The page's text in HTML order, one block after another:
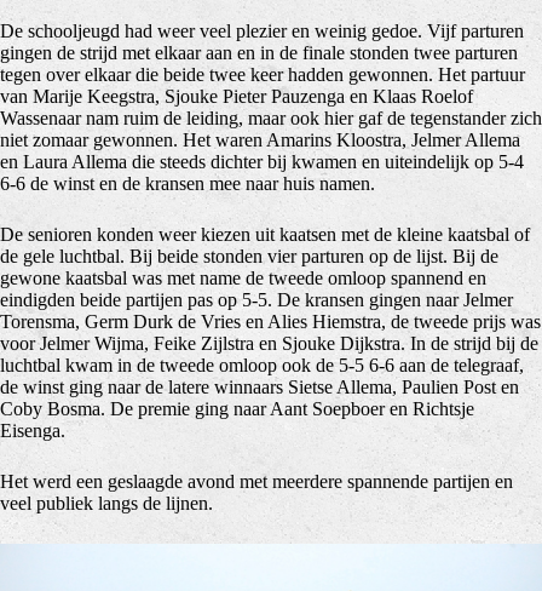
De schooljeugd had weer veel plezier en weinig gedoe. Vijf parturen
gingen de strijd met elkaar aan en in de finale stonden twee parturen
tegen over elkaar die beide twee keer hadden gewonnen. Het partuur
van Marije Keegstra, Sjouke Pieter Pauzenga en Klaas Roelof
Wassenaar nam ruim de leiding, maar ook hier gaf de tegenstander zich
niet zomaar gewonnen. Het waren Amarins Kloostra, Jelmer Allema
en Laura Allema die steeds dichter bij kwamen en uiteindelijk op 5-4
6-6 de winst en de kransen mee naar huis namen.
De senioren konden weer kiezen uit kaatsen met de kleine kaatsbal of
de gele luchtbal. Bij beide stonden vier parturen op de lijst. Bij de
gewone kaatsbal was met name de tweede omloop spannend en
eindigden beide partijen pas op 5-5. De kransen gingen naar Jelmer
Torensma, Germ Durk de Vries en Alies Hiemstra, de tweede prijs was
voor Jelmer Wijma, Feike Zijlstra en Sjouke Dijkstra. In de strijd bij de
luchtbal kwam in de tweede omloop ook de 5-5 6-6 aan de telegraaf,
de winst ging naar de latere winnaars Sietse Allema, Paulien Post en
Coby Bosma. De premie ging naar Aant Soepboer en Richtsje
Eisenga.
Het werd een geslaagde avond met meerdere spannende partijen en
veel publiek langs de lijnen.